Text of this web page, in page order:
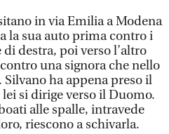
in via Emilia a Modena
la sua auto prima contro i
destra, poi verso l’altro
una signora che nello
ha appena preso il
lei si dirige verso il Duomo.
alle spalle, intravede
riescono a schivarla.